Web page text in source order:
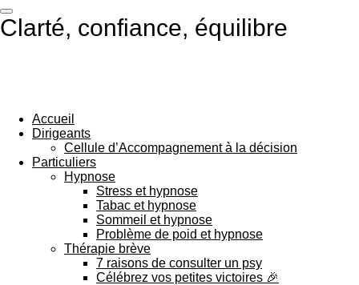
Passer
au
Clarté, confiance, équilibre
Accueil
Dirigeants
Cellule d’Accompagnement à la décision
Particuliers
Hypnose
Stress et hypnose
Tabac et hypnose
Sommeil et hypnose
Problème de poid et hypnose
Thérapie brève
7 raisons de consulter un psy
Célébrez vos petites victoires 🎉